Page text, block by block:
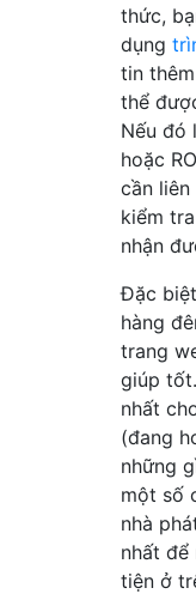
thức,
dụng
tin
thể
Nếu đó
hoặc
cần
kiểm
nhận
Đặc
hàng
trang
giúp
nhất
(đang
những
một số
nhà
nhất để
tiện ở